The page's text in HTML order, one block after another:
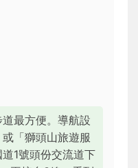
最方便。導航設
「獅頭山旅遊服
1號頭份交流道下